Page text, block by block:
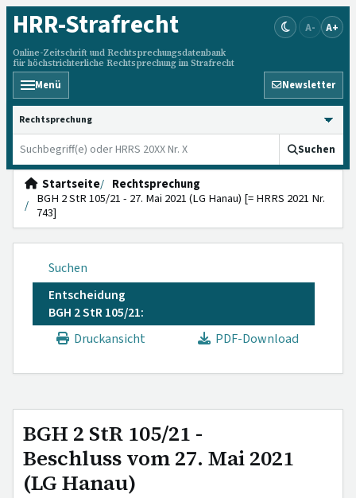
HRR-Strafrecht
Online-Zeitschrift und Rechtsprechungsdatenbank
für höchstrichterliche Rechtsprechung im Strafrecht
A- A+
Menü Newsletter
HRRS durchsuchen
Suchen
Startseite
Rechtsprechung
BGH 2 StR 105/21 - 27. Mai 2021 (LG Hanau) [= HRRS 2021 Nr.
743]
Suchen
Entscheidung
BGH 2 StR 105/21:
Druckansicht
PDF-Download
BGH 2 StR 105/21 -
Beschluss vom 27. Mai 2021
(LG Hanau)